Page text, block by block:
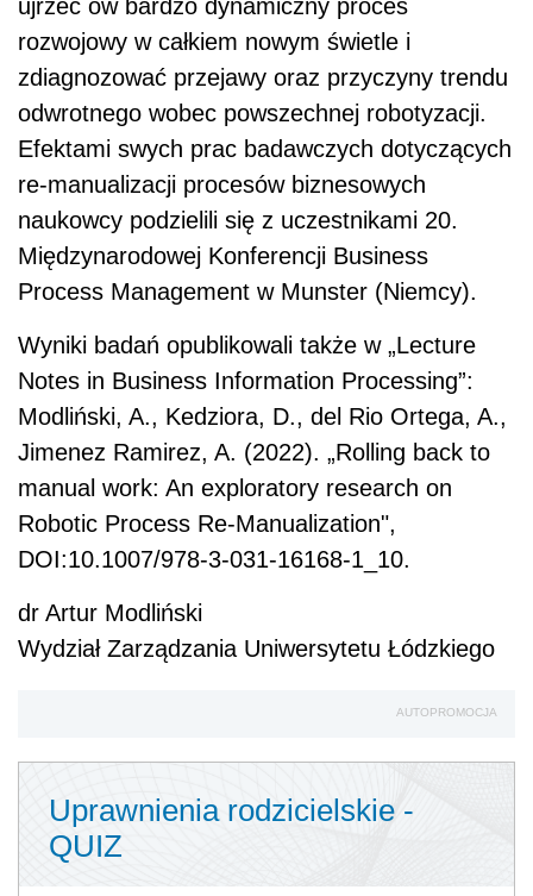
ujrzeć ów bardzo dynamiczny proces
rozwojowy w całkiem nowym świetle i
zdiagnozować przejawy oraz przyczyny trendu
odwrotnego wobec powszechnej robotyzacji.
Efektami swych prac badawczych dotyczących
re-manualizacji procesów biznesowych
naukowcy podzielili się z uczestnikami 20.
Międzynarodowej Konferencji Business
Process Management w Munster (Niemcy).
Wyniki badań opublikowali także w „Lecture
Notes in Business Information Processing”:
Modliński, A., Kedziora, D., del Rio Ortega, A.,
Jimenez Ramirez, A. (2022). „Rolling back to
manual work: An exploratory research on
Robotic Process Re-Manualization",
DOI:10.1007/978-3-031-16168-1_10.
dr Artur Modliński
Wydział Zarządzania Uniwersytetu Łódzkiego
AUTOPROMOCJA
Uprawnienia rodzicielskie -
QUIZ